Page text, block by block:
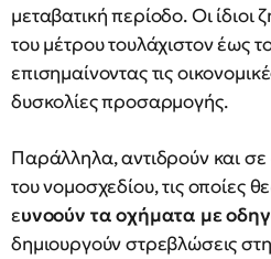
μεταβατική περίοδο. Οι ίδιοι
του μέτρου τουλάχιστον έως
επισημαίνοντας τις
δυσκολίες προσαρμογής.
Παράλληλα, αντιδρούν και σε
του νομοσχεδίου, τις οποίες
ευνοούν τα οχήματα με
δημιουργούν στρεβλώσεις